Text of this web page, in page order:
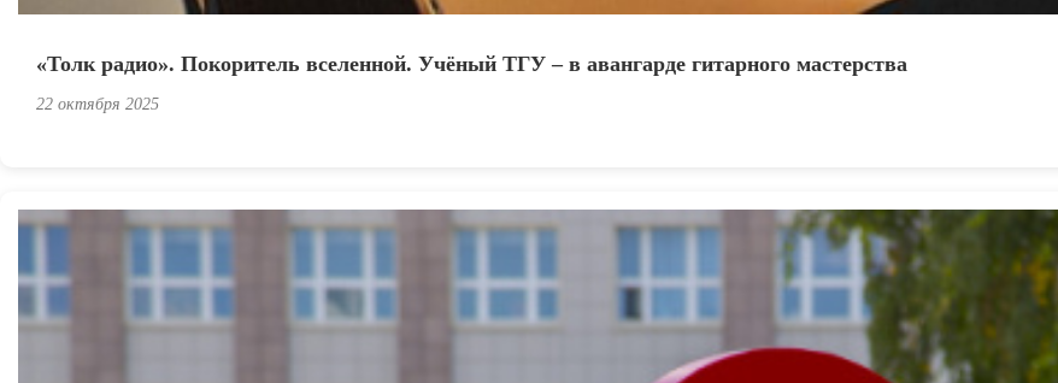
«Толк радио». Покоритель вселенной. Учёный ТГУ – в авангарде гитарного мастерства
22 октября 2025